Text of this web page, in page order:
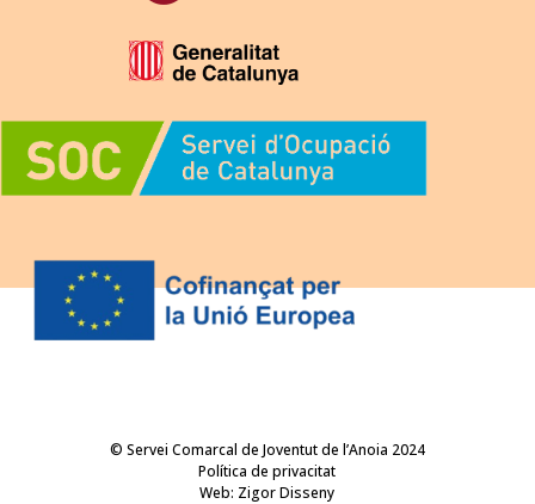
© Servei Comarcal de Joventut de l’Anoia 2024
Política de privacitat
Web: Zigor Disseny